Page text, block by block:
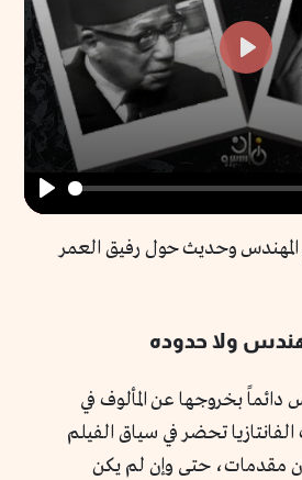
Play
Play
وحديث حول رفيق العمر
ولا حدوده
دائماً بخروجها عن المألوف في
تحضر في سياق الفيلم
مقدمات، حتى وإن لم يكن